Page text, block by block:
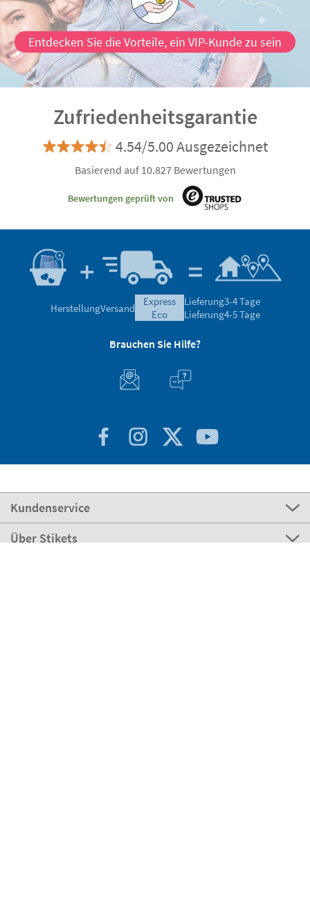
Entdecken Sie die Vorteile, ein VIP-Kunde zu sein
Zufriedenheitsgarantie
4.54/5.00 Ausgezeichnet
Basierend auf 10.827 Bewertungen
Bewertungen geprüft von
HerstellungVersand
express
eco
Lieferung3-4 Tage
Lieferung4-5 Tage
Brauchen Sie Hilfe?
Kundenservice
Über Stikets